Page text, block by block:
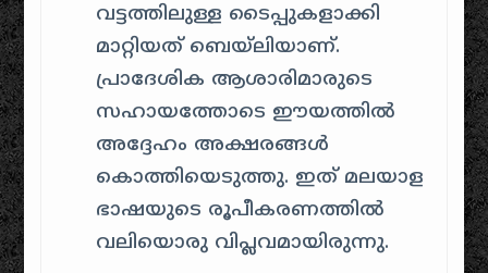
വട്ടത്തിലുള്ള ടൈപ്പുകളാക്കി
മാറ്റിയത് ബെയ്‌ലിയാണ്.
പ്രാദേശിക ആശാരിമാരുടെ
സഹായത്തോടെ ഈയത്തിൽ
അദ്ദേഹം അക്ഷരങ്ങൾ
കൊത്തിയെടുത്തു. ഇത് മലയാള
ഭാഷയുടെ രൂപീകരണത്തിൽ
വലിയൊരു വിപ്ലവമായിരുന്നു.